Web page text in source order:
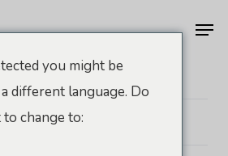
you might be
different language. Do
change to: